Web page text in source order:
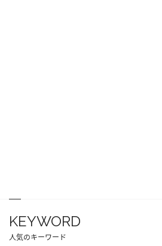
KEYWORD
人気のキーワード